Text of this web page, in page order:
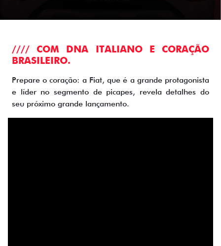
//// COM DNA ITALIANO E CORAÇÃO
BRASILEIRO.
Prepare o coração: a Fiat, que é a grande protagonista
e líder no segmento de picapes, revela detalhes do
seu próximo grande lançamento.